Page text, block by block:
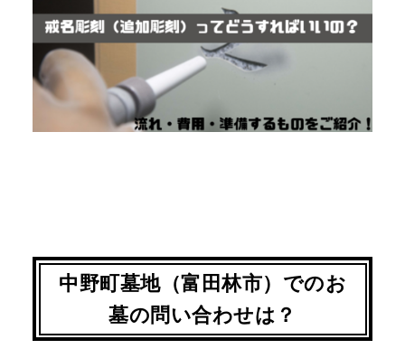
中野町墓地（富田林市）でのお
墓の問い合わせは？